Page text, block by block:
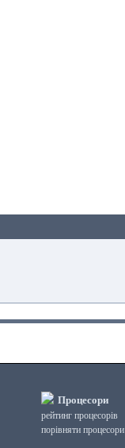
Процесори
рейтинг процесорів
порівняти процесори